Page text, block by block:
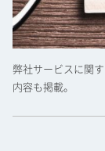
弊社サービスに関
内容も掲載。